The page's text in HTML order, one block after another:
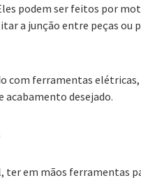
podem ser feitos por
a junção entre peças ou
com ferramentas
acabamento desejado.
ter em mãos ferramentas